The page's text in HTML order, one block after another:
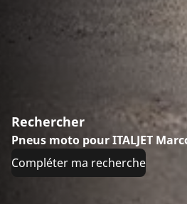
Rechercher
Pneus moto pour ITALJET
Compléter ma recherche